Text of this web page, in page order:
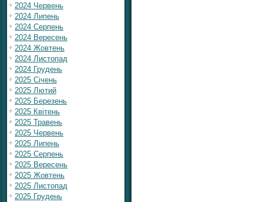
2024 Червень
2024 Липень
2024 Серпень
2024 Вересень
2024 Жовтень
2024 Листопад
2024 Грудень
2025 Січень
2025 Лютий
2025 Березень
2025 Квітень
2025 Травень
2025 Червень
2025 Липень
2025 Серпень
2025 Вересень
2025 Жовтень
2025 Листопад
2025 Грудень